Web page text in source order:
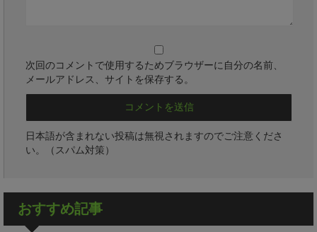
次回のコメントで使用するためブラウザーに自分の名前、
メールアドレス、サイトを保存する。
日本語が含まれない投稿は無視されますのでご注意くださ
い。（スパム対策）
おすすめ記事